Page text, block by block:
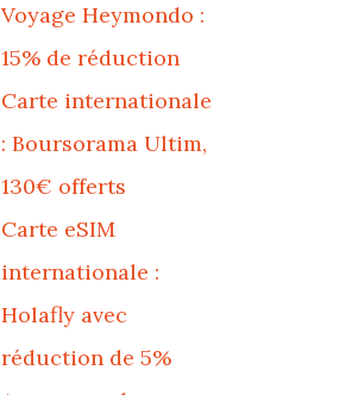
Voyage Heymondo :
15% de réduction
Carte internationale
: Boursorama Ultim,
130€ offerts
Carte eSIM
internationale :
Holafly avec
réduction de 5%